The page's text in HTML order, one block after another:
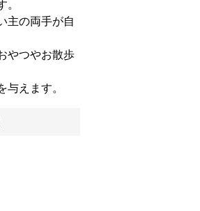
。
主の両手が自
やつやお散歩
えます。